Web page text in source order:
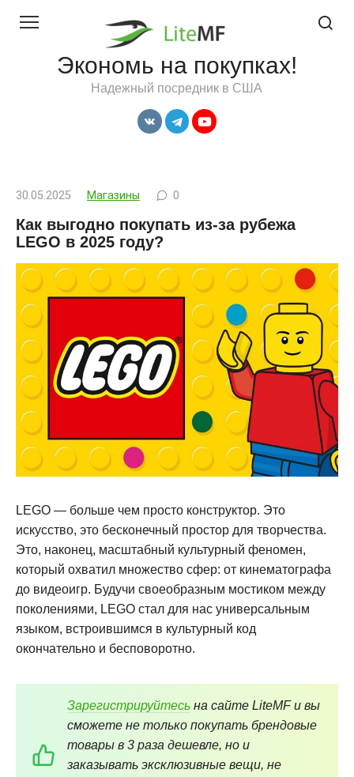
Экономь на покупках!
Надежный посредник в США
30.05.2025 Магазины 0
Как выгодно покупать из-за рубежа
LEGO в 2025 году?
LEGO — больше чем просто конструктор. Это
искусство, это бесконечный простор для творчества.
Это, наконец, масштабный культурный феномен,
который охватил множество сфер: от кинематографа
до видеоигр. Будучи своеобразным мостиком между
поколениями, LEGO стал для нас универсальным
языком, встроившимся в культурный код
окончательно и бесповоротно.
Зарегистрируйтесь на сайте LiteMF и вы
сможете не только покупать брендовые
товары в 3 раза дешевле, но и
заказывать эксклюзивные вещи, не